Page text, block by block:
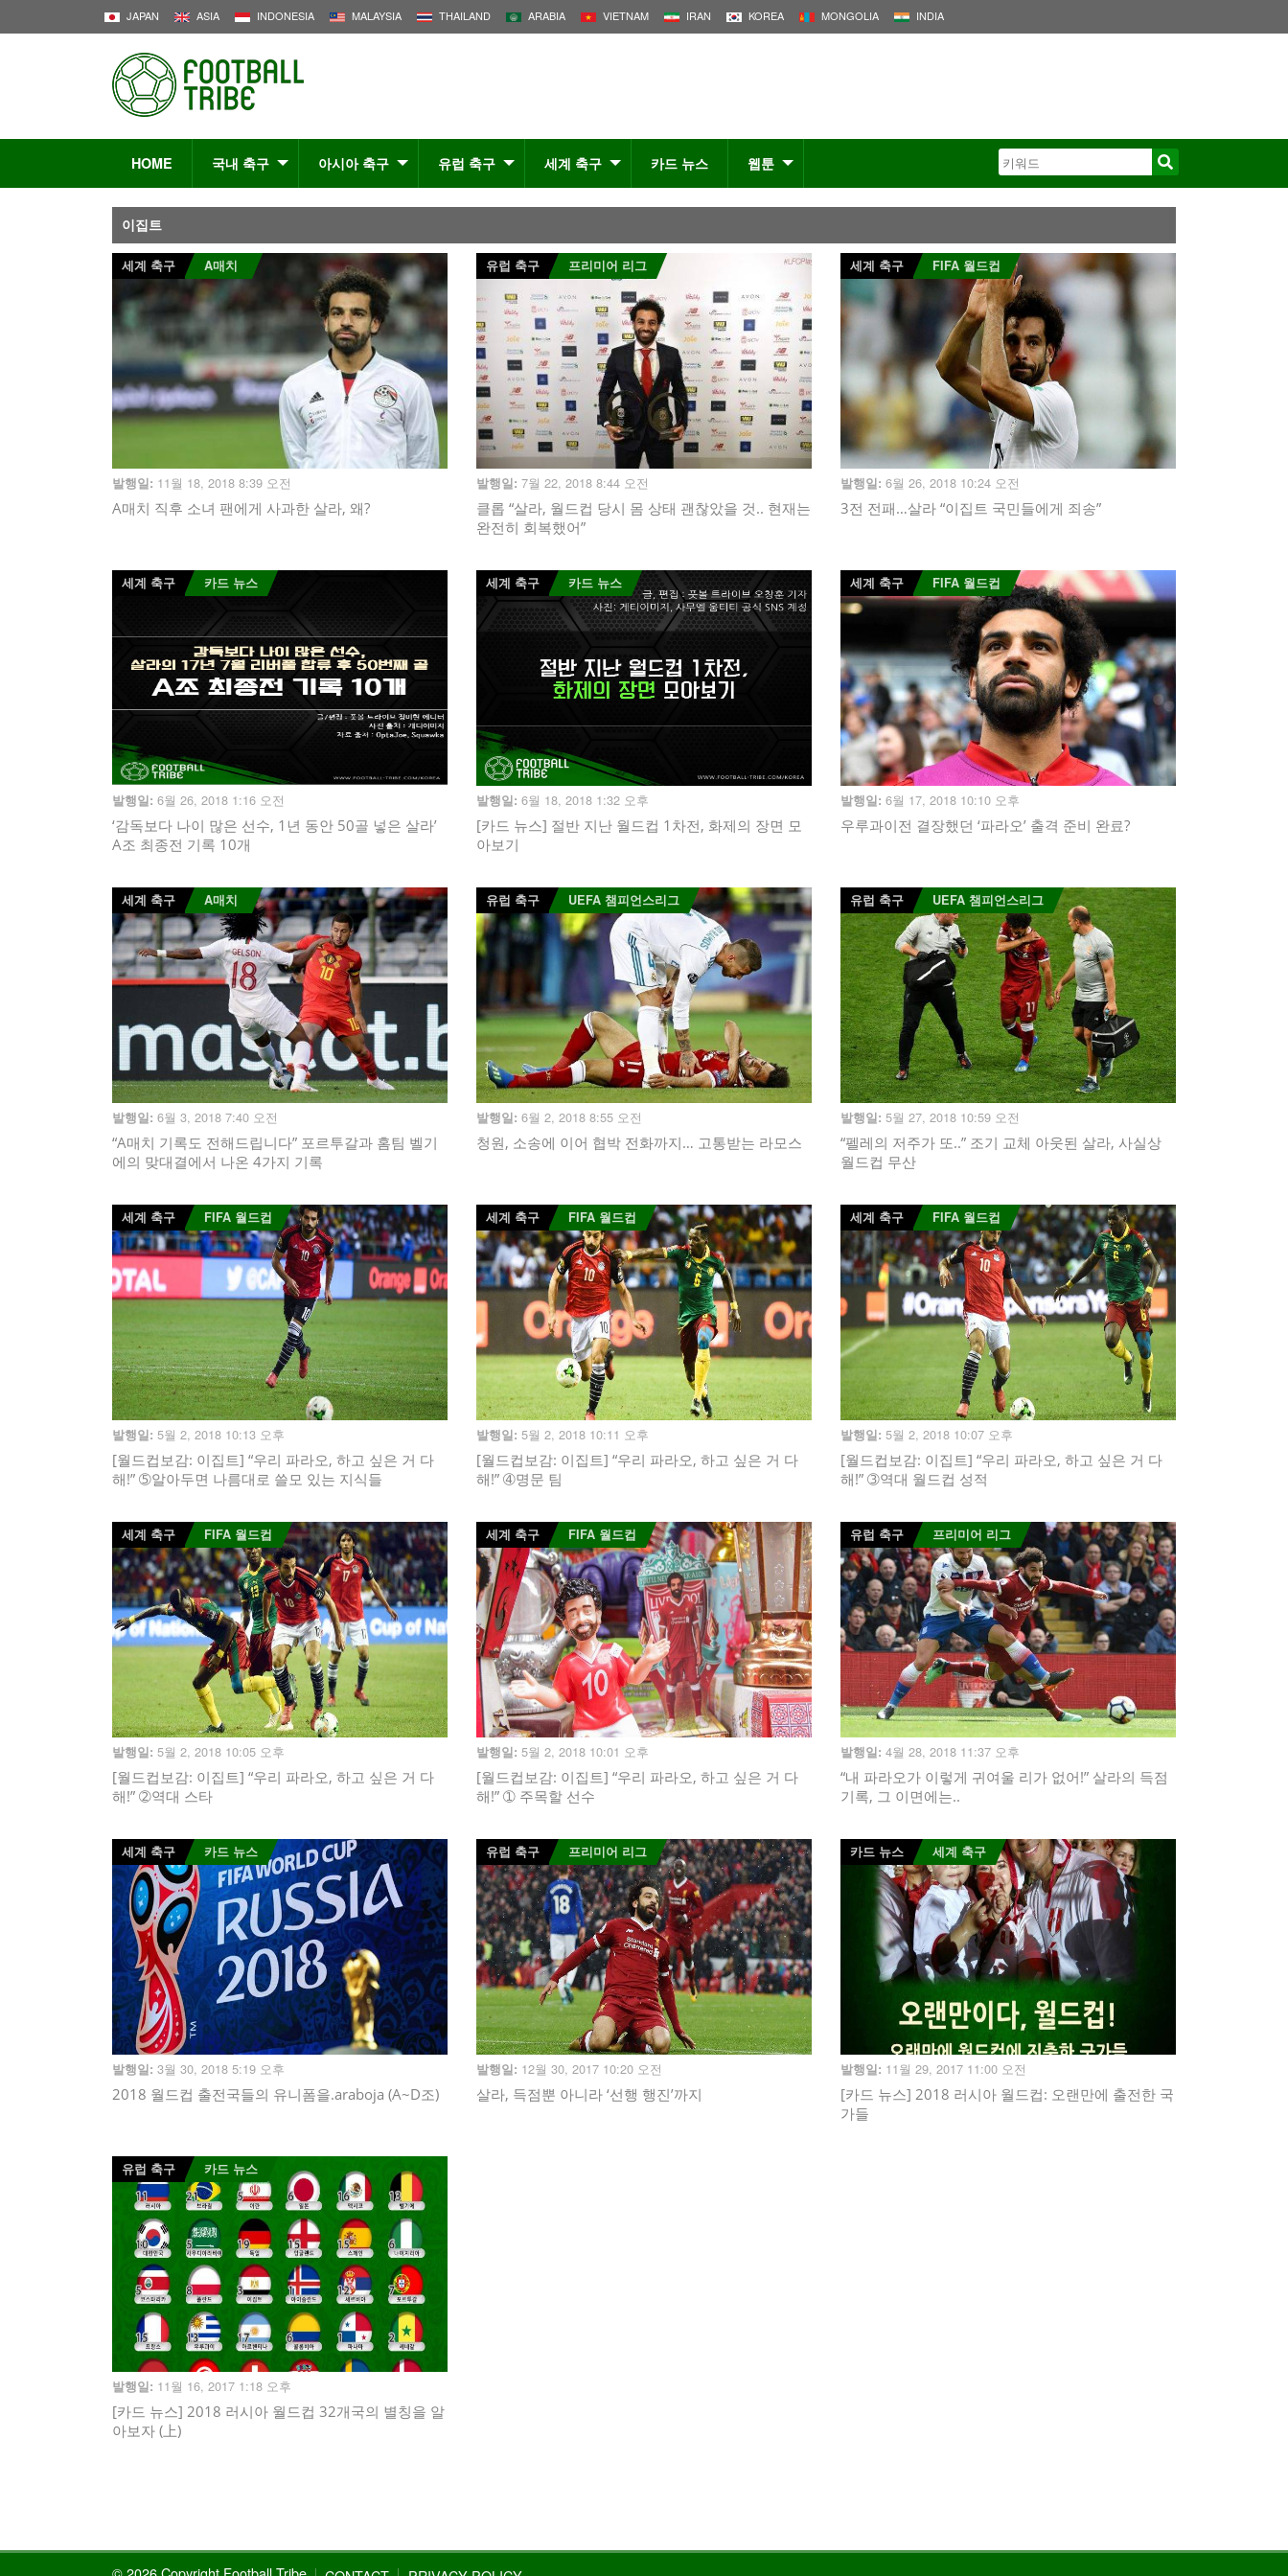
JAPAN ASIA INDONESIA MALAYSIA THAILAND ARABIA VIETNAM IRAN KOREA MONGOLIA INDIA
HOME 국내 축구 아시아 축구 유럽 축구 세계 축구 카드 뉴스 웹툰
이집트
세계 축구 A매치
발행일: 11월 18, 2018 8:39 오전
A매치 직후 소녀 팬에게 사과한 살라, 왜?
유럽 축구 프리미어 리그
발행일: 7월 22, 2018 8:44 오전
클롭 “살라, 월드컵 당시 몸 상태 괜찮았을 것.. 현재는
완전히 회복했어”
세계 축구 FIFA 월드컵
발행일: 6월 26, 2018 10:24 오전
3전 전패…살라 “이집트 국민들에게 죄송”
세계 축구 카드 뉴스
발행일: 6월 26, 2018 1:16 오전
‘감독보다 나이 많은 선수, 1년 동안 50골 넣은 살라’
A조 최종전 기록 10개
세계 축구 카드 뉴스
발행일: 6월 18, 2018 1:32 오후
[카드 뉴스] 절반 지난 월드컵 1차전, 화제의 장면 모
아보기
세계 축구 FIFA 월드컵
발행일: 6월 17, 2018 10:10 오후
우루과이전 결장했던 ‘파라오’ 출격 준비 완료?
세계 축구 A매치
발행일: 6월 3, 2018 7:40 오전
“A매치 기록도 전해드립니다” 포르투갈과 홈팀 벨기
에의 맞대결에서 나온 4가지 기록
유럽 축구 UEFA 챔피언스리그
발행일: 6월 2, 2018 8:55 오전
청원, 소송에 이어 협박 전화까지… 고통받는 라모스
유럽 축구 UEFA 챔피언스리그
발행일: 5월 27, 2018 10:59 오전
“펠레의 저주가 또..” 조기 교체 아웃된 살라, 사실상
월드컵 무산
세계 축구 FIFA 월드컵
발행일: 5월 2, 2018 10:13 오후
[월드컵보감: 이집트] “우리 파라오, 하고 싶은 거 다
해!” ➄알아두면 나름대로 쓸모 있는 지식들
세계 축구 FIFA 월드컵
발행일: 5월 2, 2018 10:11 오후
[월드컵보감: 이집트] “우리 파라오, 하고 싶은 거 다
해!” ➃명문 팀
세계 축구 FIFA 월드컵
발행일: 5월 2, 2018 10:07 오후
[월드컵보감: 이집트] “우리 파라오, 하고 싶은 거 다
해!” ➂역대 월드컵 성적
세계 축구 FIFA 월드컵
발행일: 5월 2, 2018 10:05 오후
[월드컵보감: 이집트] “우리 파라오, 하고 싶은 거 다
해!” ➁역대 스타
세계 축구 FIFA 월드컵
발행일: 5월 2, 2018 10:01 오후
[월드컵보감: 이집트] “우리 파라오, 하고 싶은 거 다
해!” ➀ 주목할 선수
유럽 축구 프리미어 리그
발행일: 4월 28, 2018 11:37 오후
“내 파라오가 이렇게 귀여울 리가 없어!” 살라의 득점
기록, 그 이면에는..
세계 축구 카드 뉴스
발행일: 3월 30, 2018 5:19 오후
2018 월드컵 출전국들의 유니폼을.araboja (A~D조)
유럽 축구 프리미어 리그
발행일: 12월 30, 2017 10:20 오전
살라, 득점뿐 아니라 ‘선행 행진’까지
카드 뉴스 세계 축구
발행일: 11월 29, 2017 11:00 오전
[카드 뉴스] 2018 러시아 월드컵: 오랜만에 출전한 국
가들
유럽 축구 카드 뉴스
발행일: 11월 16, 2017 1:18 오후
[카드 뉴스] 2018 러시아 월드컵 32개국의 별칭을 알
아보자 (上)